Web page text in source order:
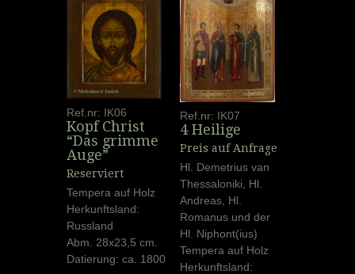
Ref.nr: IK06
Kopf Christ
“Das grimme
Auge”
Reserviert
Tempera auf Holz
Herkunftsland:
Russland
Abm. 28x23,5 cm.
Datierung: ca. 1800
Ref.nr: IK07
4 Heilige
Preis auf Anfrage
Hl. Demetrius van
Thessaloniki, Hl.
Andreas, Hl.
Romanus und der
Hl. Niphont(ius)
Tempera auf Holz
Herkunftsland: